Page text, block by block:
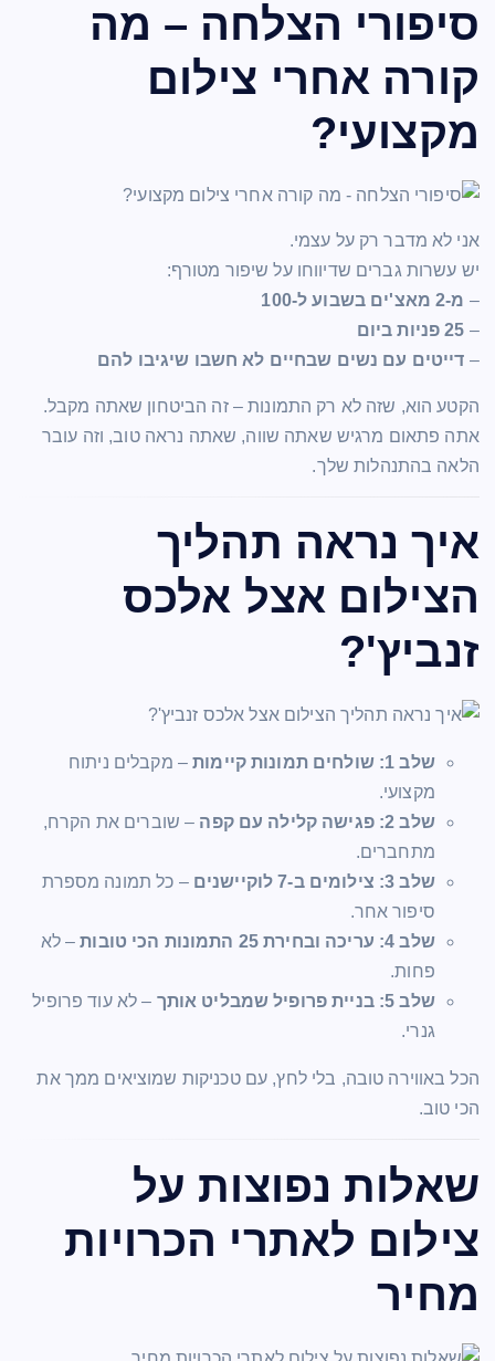
סיפורי הצלחה – מה
קורה אחרי צילום
מקצועי?
אני לא מדבר רק על עצמי.
יש עשרות גברים שדיווחו על שיפור מטורף:
– מ-2 מאצ'ים בשבוע ל-100
– 25 פניות ביום
– דייטים עם נשים שבחיים לא חשבו שיגיבו להם
הקטע הוא, שזה לא רק התמונות – זה הביטחון שאתה מקבל.
אתה פתאום מרגיש שאתה שווה, שאתה נראה טוב, וזה עובר
הלאה בהתנהלות שלך.
איך נראה תהליך
הצילום אצל אלכס
זנביץ'?
שלב 1: שולחים תמונות קיימות
– מקבלים ניתוח
מקצועי.
שלב 2: פגישה קלילה עם קפה
– שוברים את הקרח,
מתחברים.
שלב 3: צילומים ב-7 לוקיישנים
– כל תמונה מספרת
סיפור אחר.
שלב 4: עריכה ובחירת 25 התמונות הכי טובות
– לא
פחות.
שלב 5: בניית פרופיל שמבליט אותך
– לא עוד פרופיל
גנרי.
הכל באווירה טובה, בלי לחץ, עם טכניקות שמוציאים ממך את
הכי טוב.
שאלות נפוצות על
צילום לאתרי הכרויות
מחיר